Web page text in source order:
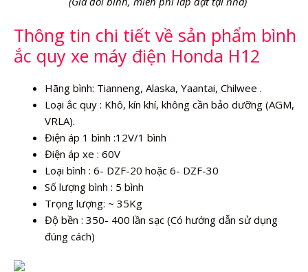
Thông tin chi tiết về sản phẩm bình
ắc quy xe máy điện Honda H12
Hãng bình: Tianneng, Alaska, Yaantai, Chilwee .
Loại ắc quy : Khô, kín khí, không cần bảo dưỡng (AGM,
VRLA).
Điện áp 1 bình :12V/1 bình
Điện áp xe : 60V
Loại bình : 6- DZF-20 hoặc 6- DZF-30
Số lượng bình : 5 bình
Trọng lượng: ~ 35Kg
Độ bền : 350- 400 lần sạc (Có hướng dẫn sử dụng
đúng cách)